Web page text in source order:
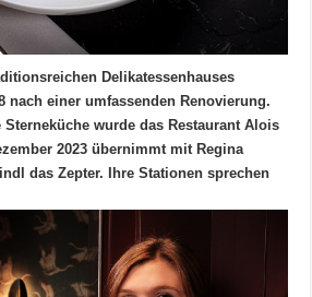
Delikatessenhauses
nach einer umfassenden Renovierung.
wurde das Restaurant Alois
2023 übernimmt mit Regina
das Zepter. Ihre Stationen sprechen